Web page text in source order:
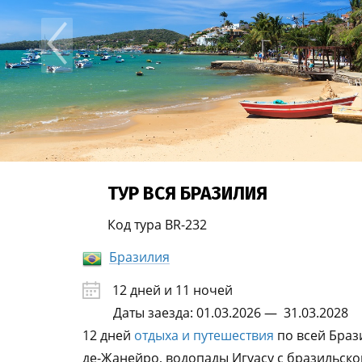
ТУР ВСЯ БРАЗИЛИЯ
Код тура BR-232
Бразилия
12 дней и 11 ночей
Даты заезда: 01.03.2026 — 31.03.2028
12 дней отдыха и путешествия по всей
де-Жанейро, водопады Игуасу с